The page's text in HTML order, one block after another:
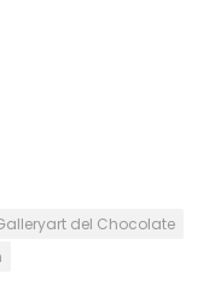
del Chocolate